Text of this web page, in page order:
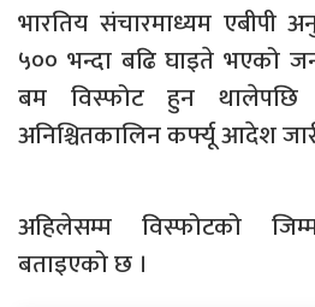
भारतिय संचारमाध्यम एबीपी
५०० भन्दा बढि घाइते भएको
बम विस्फोट हुन थालेपछि
अनिश्चितकालिन कर्फ्यू आदेश
अहिलेसम्म विस्फोटको
बताइएको छ ।